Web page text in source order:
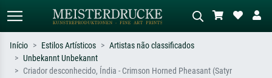
Pesquisa padrão Pesquisa de imagens IA
Início Estilos Artísticos
Artistas não classificados
Unbekannt Unbekannt
Criador desconhecido, Índia - Crimson Horned Pheasant (Satyr